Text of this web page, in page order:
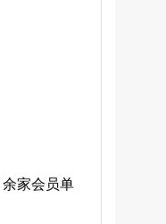
家会员单